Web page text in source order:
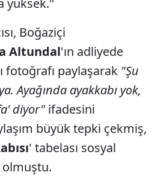
yüksek."
Boğaziçi
Altundal'ın adliyede
fotoğrafı paylaşarak "Şu
Ayağında ayakkabı yok,
diyor" ifadesini
büyük tepki çekmiş,
' tabelası sosyal